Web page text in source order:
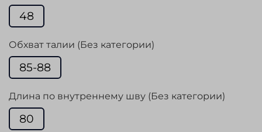
48
Обхват талии (Без категории)
85-88
Длина по внутреннему шву (Без категории)
80